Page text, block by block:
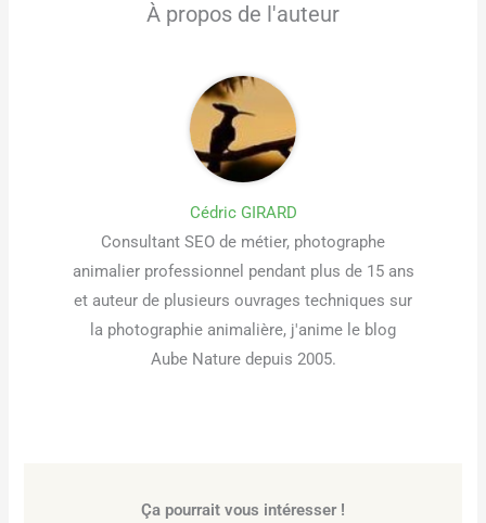
À propos de l'auteur
Cédric GIRARD
Consultant SEO de métier, photographe
animalier professionnel pendant plus de 15 ans
et auteur de plusieurs ouvrages techniques sur
la photographie animalière, j'anime le blog
Aube Nature depuis 2005.
Ça pourrait vous intéresser !